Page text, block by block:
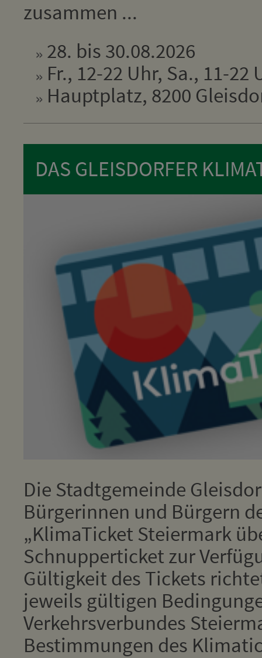
zusammen ...
28. bis 30.08.2026
Fr., 12-22 Uhr, Sa., 11-22
Hauptplatz, 8200
DAS GLEISDORFER
Die Stadtgemeinde
Bürgerinnen und Bürgern
„KlimaTicket Steiermark
Schnupperticket zur
Gültigkeit des Tickets
jeweils gültigen
Verkehrsverbundes
Bestimmungen des